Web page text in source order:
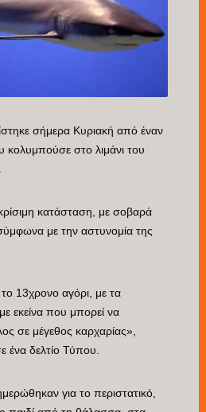
σήμερα Κυριακή από έναν
στο λιμάνι του
κατάσταση, με σοβαρά
με την αστυνομία της
13χρονο αγόρι, με τα
εκείνα που μπορεί να
σε μέγεθος καρχαρίας»,
ένα δελτίο Τύπου.
για το περιστατικό,